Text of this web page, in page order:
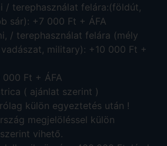
/ terephasználat felára:(földút,
sár): +7 000 Ft + ÁFA
/ terephasználat felára (mély
military): +10 000 Ft +
000 Ft + ÁFA
( ajánlat szerint )
külön egyeztetés után !
megjelöléssel külön
vihető.